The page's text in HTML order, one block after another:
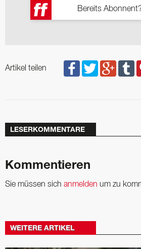
Bereits
Artikel teilen
LESERKOMMENTARE
Kommentieren
Sie müssen sich anmelden um zu
WEITERE ARTIKEL